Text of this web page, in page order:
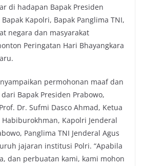
di hadapan Bapak Presiden
Kapolri, Bapak Panglima TNI,
negara dan masyarakat
Peringatan Hari Bhayangkara
permohonan maaf dan
Bapak Presiden Prabowo,
Dr. Sufmi Dasco Ahmad, Ketua
Habiburokhman, Kapolri Jenderal
Panglima TNI Jenderal Agus
jajaran institusi Polri. “Apabila
dan perbuatan kami, kami mohon